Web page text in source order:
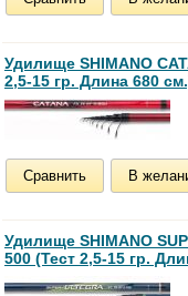
Удилище SHIMANO
2,5-15 гр. Длина 680
Сравнить В
Удилище SHIMANO
500 (Тест 2,5-15 гр.